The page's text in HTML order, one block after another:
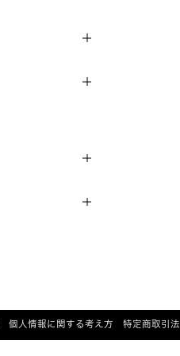
個人情報に関する考え方 特定商取引